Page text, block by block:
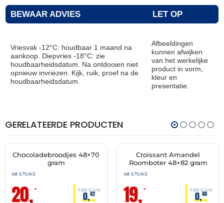
BEWAAR ADVIES LET OP
Vriesvak -12°C: houdbaar 1 maand na
aankoop. Diepvries -18°C: zie
houdbaarheidsdatum. Na ontdooien niet
opnieuw invriezen. Kijk, ruik, proef na de
houdbaarheidsdatum.
Afbeeldingen
kunnen afwijken
van het werkelijke
product in vorm,
kleur en
presentatie.
GERELATEERDE PRODUCTEN
🔥 OP=OP
THT:
31-
Chocoladebroodjes 48×70
gram
48 STUKS
20,– PER STUK
0,42
🔥 OP=OP
Croissant Amandel
Roomboter 48×82 gram
48 STUKS
19,– PER STUK
0,40